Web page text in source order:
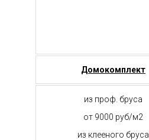
Домокомплект
из проф. бруса
от 9000 руб/м2
из клееного бруса